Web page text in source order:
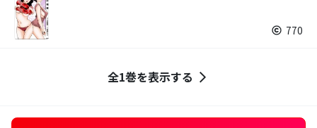
770
全1巻を表示する